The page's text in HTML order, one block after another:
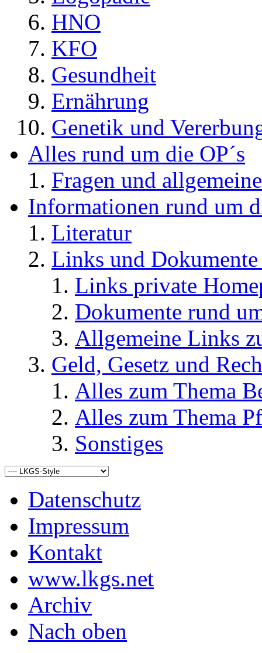
HNO
KFO
Gesundheit
Ernährung
Genetik und
Alles rund um die OP´s
Fragen und
Informationen rund um
Literatur
Links und
Links private
Dokumente rund
Allgemeine Links
Geld, Gesetz und
Alles zum Thema
Alles zum Thema
Sonstiges
Datenschutz
Impressum
Kontakt
www.lkgs.net
Archiv
Nach oben